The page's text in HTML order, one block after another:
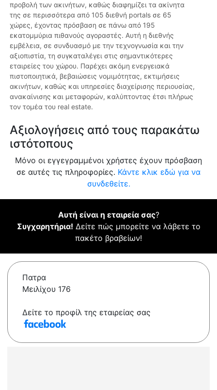
προβολή των ακινήτων, καθώς διαφημίζει τα ακίνητα
της σε περισσότερα από 105 διεθνή portals σε 65
χώρες, έχοντας πρόσβαση σε πάνω από 195
εκατομμύρια πιθανούς αγοραστές. Αυτή η διεθνής
εμβέλεια, σε συνδυασμό με την τεχνογνωσία και την
αξιοπιστία, τη συγκαταλέγει στις σημαντικότερες
εταιρείες του χώρου. Παρέχει ακόμη ενεργειακά
πιστοποιητικά, βεβαιώσεις νομιμότητας, εκτιμήσεις
ακινήτων, καθώς και υπηρεσίες διαχείρισης περιουσίας,
ανακαίνισης και μεταφορών, καλύπτοντας έτσι πλήρως
τον τομέα του real estate.
Αξιολογήσεις από τους παρακάτω
ιστότοπους
Μόνο οι εγγεγραμμένοι χρήστες έχουν πρόσβαση
σε αυτές τις πληροφορίες. Κάντε κλικ εδώ για να
συνδεθείτε.
Αυτή είναι η εταιρεία σας?
Συγχαρητήρια! Δείτε πώς μπορείτε να λάβετε το
πακέτο βραβείων!
Πατρα
Μειλίχου 176
Δείτε το προφίλ της εταιρείας σας